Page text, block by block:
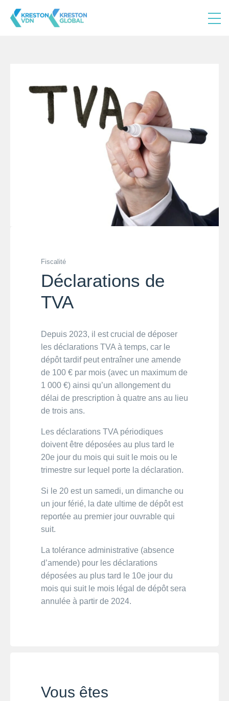
Fiscalité
Déclarations de
TVA
Depuis 2023, il est crucial de déposer
les déclarations TVA à temps, car le
dépôt tardif peut entraîner une amende
de 100 € par mois (avec un maximum de
1 000 €) ainsi qu’un allongement du
délai de prescription à quatre ans au lieu
de trois ans.
Les déclarations TVA périodiques
doivent être déposées au plus tard le
20e jour du mois qui suit le mois ou le
trimestre sur lequel porte la déclaration.
Si le 20 est un samedi, un dimanche ou
un jour férié, la date ultime de dépôt est
reportée au premier jour ouvrable qui
suit.
La tolérance administrative (absence
d’amende) pour les déclarations
déposées au plus tard le 10e jour du
mois qui suit le mois légal de dépôt sera
annulée à partir de 2024.
Vous êtes